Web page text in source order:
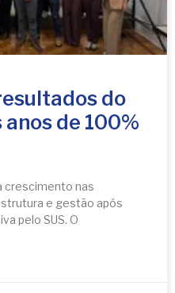
do
de 100%
crescimento nas
e gestão após
pelo SUS. O